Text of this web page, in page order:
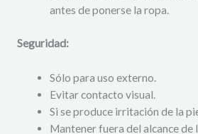
antes de ponerse la ropa.
Seguridad:
Sólo para uso externo.
Evitar contacto visual.
Si se produce irritación de la
Mantener fuera del alcance de